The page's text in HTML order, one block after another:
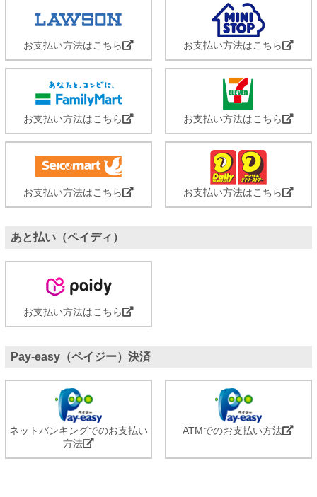
お支払い方法はこちら お支払い方法はこちら
お支払い方法はこちら お支払い方法はこちら
お支払い方法はこちら お支払い方法はこちら
あと払い（ペイディ）
お支払い方法はこちら
Pay-easy（ペイジー）決済
ネットバンキングでのお支払い
方法
ATMでのお支払い方法